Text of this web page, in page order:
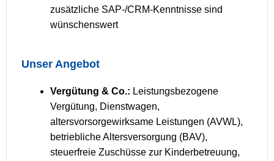
zusätzliche SAP-/CRM-Kenntnisse sind
wünschenswert
Unser Angebot
Vergütung & Co.: Leistungsbezogene
Vergütung, Dienstwagen,
altersvorsorgewirksame Leistungen (AVWL),
betriebliche Altersversorgung (BAV),
steuerfreie Zuschüsse zur Kinderbetreuung,